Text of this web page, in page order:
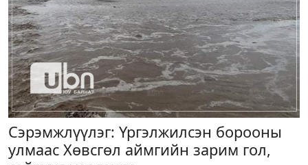
Сэрэмжлүүлэг: Үргэлжилсэн борооны
улмаас Хөвсгөл аймгийн зарим гол,